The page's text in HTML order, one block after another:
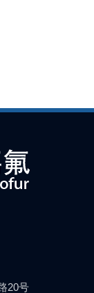
20号